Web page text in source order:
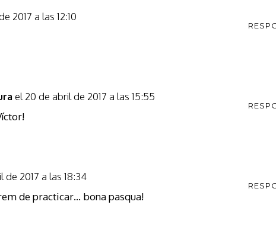
2017 a las 12:10
el 20 de abril de 2017 a las 15:55
de 2017 a las 18:34
de practicar… bona pasqua!